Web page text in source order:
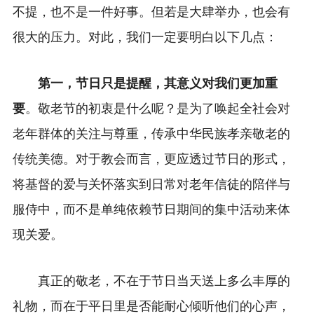
不提，也不是一件好事。但若是大肆举办，也会有
很大的压力。对此，我们一定要明白以下几点：
第一，节日只是提醒，其意义对我们更加重
要。敬老节的初衷是什么呢？是为了唤起全社会对
老年群体的关注与尊重，传承中华民族孝亲敬老的
传统美德。对于教会而言，更应透过节日的形式，
将基督的爱与关怀落实到日常对老年信徒的陪伴与
服侍中，而不是单纯依赖节日期间的集中活动来体
现关爱。
真正的敬老，不在于节日当天送上多么丰厚的
礼物，而在于平日里是否能耐心倾听他们的心声，